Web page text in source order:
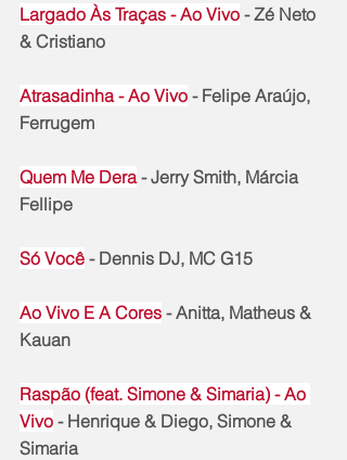
Largado Às Traças - Ao Vivo - Zé Neto
& Cristiano
Atrasadinha - Ao Vivo - Felipe Araújo,
Ferrugem
Quem Me Dera - Jerry Smith, Márcia
Fellipe
Só Você - Dennis DJ, MC G15
Ao Vivo E A Cores - Anitta, Matheus &
Kauan
Raspão (feat. Simone & Simaria) - Ao
Vivo - Henrique & Diego, Simone &
Simaria